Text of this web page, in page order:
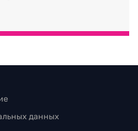
данных